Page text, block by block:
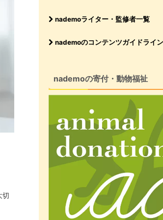
切
nademoライター・監修者一覧
nademoのコンテンツガイドライン
nademoの寄付・動物福祉